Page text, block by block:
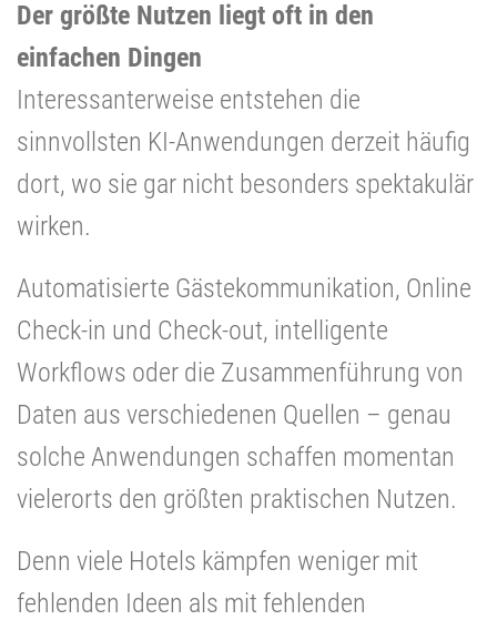
Der größte Nutzen liegt oft in den
einfachen Dingen
Interessanterweise entstehen die
sinnvollsten KI-Anwendungen derzeit häufig
dort, wo sie gar nicht besonders spektakulär
wirken.
Automatisierte Gästekommunikation, Online
Check-in und Check-out, intelligente
Workflows oder die Zusammenführung von
Daten aus verschiedenen Quellen – genau
solche Anwendungen schaffen momentan
vielerorts den größten praktischen Nutzen.
Denn viele Hotels kämpfen weniger mit
fehlenden Ideen als mit fehlenden